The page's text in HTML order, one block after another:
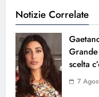
Notizie Correlate
scelta
7